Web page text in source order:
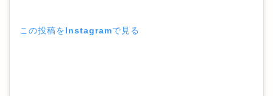
この投稿をInstagramで見る